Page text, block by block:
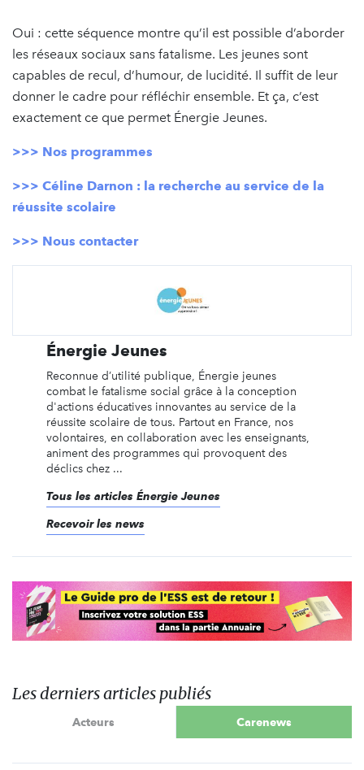
Oui : cette séquence montre qu’il est possible d’aborder
les réseaux sociaux sans fatalisme. Les jeunes sont
capables de recul, d’humour, de lucidité. Il suffit de leur
donner le cadre pour réfléchir ensemble. Et ça, c’est
exactement ce que permet Énergie Jeunes.
>>> Nos programmes
>>> Céline Darnon : la recherche au service de la
réussite scolaire
>>> Nous contacter
Énergie Jeunes
Reconnue d’utilité publique, Énergie jeunes
combat le fatalisme social grâce à la conception
d'actions éducatives innovantes au service de la
réussite scolaire de tous. Partout en France, nos
volontaires, en collaboration avec les enseignants,
animent des programmes qui provoquent des
déclics chez ...
Tous les articles Énergie Jeunes
Recevoir les news
Les derniers articles publiés
Acteurs Carenews